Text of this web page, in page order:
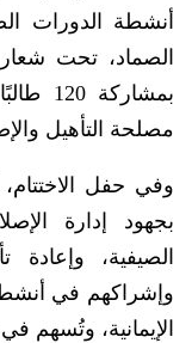
أنشطة الدورات
الصماد، تحت
مصلحة التأهيل
وفي حفل
بجهود إدارة
الصيفية،
وإشراكهم في
الإيمانية، وتُسهم